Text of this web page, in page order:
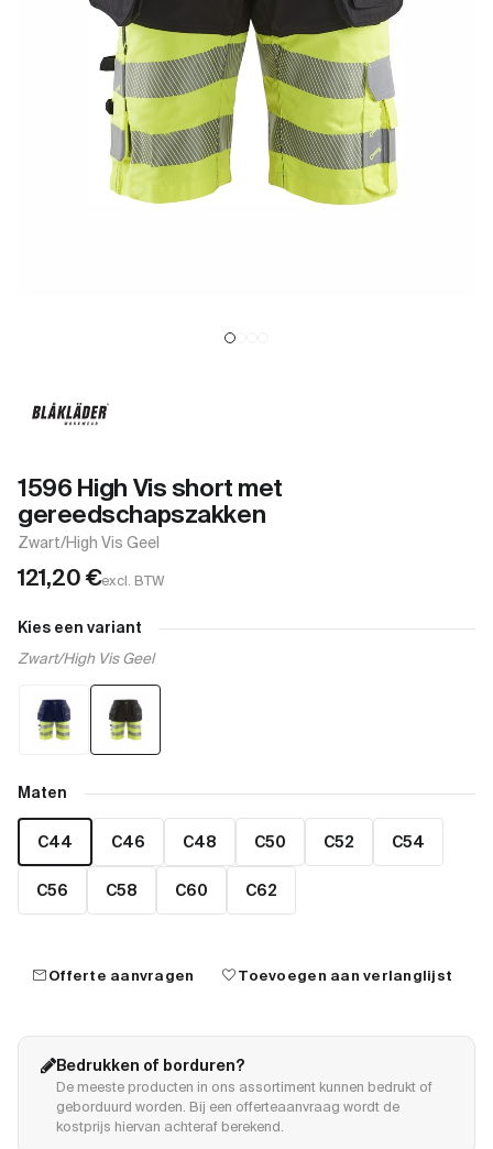
1596 High Vis short met
gereedschapszakken
Zwart/High Vis Geel
121,20€excl. BTW
Kies een variant
Zwart/High Vis Geel
Maten
C44 C46 C48 C50 C52 C54
C56 C58 C60 C62
mailOfferte aanvragen favoriteToevoegen aan verlanglijst
Bedrukken of borduren?
De meeste producten in ons assortiment kunnen bedrukt of
geborduurd worden. Bij een offerteaanvraag wordt de
kostprijs hiervan achteraf berekend.